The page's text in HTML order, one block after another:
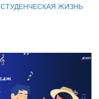
СТУДЕНЧЕСКАЯ ЖИЗНЬ